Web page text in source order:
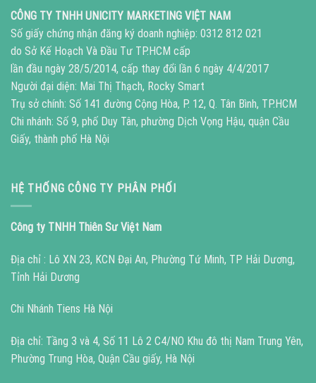
CÔNG TY TNHH UNICITY MARKETING VIỆT NAM
Số giấy chứng nhận đăng ký doanh nghiệp: 0312 812 021
do Sở Kế Hoạch Và Đầu Tư TP.HCM cấp
lần đầu ngày 28/5/2014, cấp thay đổi lần 6 ngày 4/4/2017
Người đại diện: Mai Thị Thạch, Rocky Smart
Trụ sở chính: Số 141 đường Cộng Hòa, P. 12, Q. Tân Bình, TP.HCM
Chi nhánh: Số 9, phố Duy Tân, phường Dịch Vọng Hậu, quận Cầu
Giấy, thành phố Hà Nội
HỆ THỐNG CÔNG TY PHÂN PHỐI
Công ty TNHH Thiên Sư Việt Nam
Địa chỉ : Lô XN 23, KCN Đại An, Phường Tứ Minh, TP Hải Dương,
Tỉnh Hải Dương
Chi Nhánh Tiens Hà Nội
Địa chỉ: Tầng 3 và 4, Số 11 Lô 2 C4/NO Khu đô thị Nam Trung Yên,
Phường Trung Hòa, Quận Cầu giấy, Hà Nội